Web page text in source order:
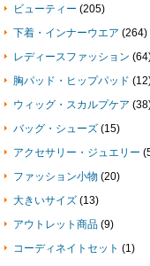
ビューティー (205)
下着・インナーウエア (264)
レディースファッション
胸パッド・ヒップパッド
ウィッグ・スカルプケア
バッグ・シューズ (15)
アクセサリー・ジュエリー
ファッション小物 (20)
大きいサイズ (13)
アウトレット商品 (9)
コーディネイトセット (1)